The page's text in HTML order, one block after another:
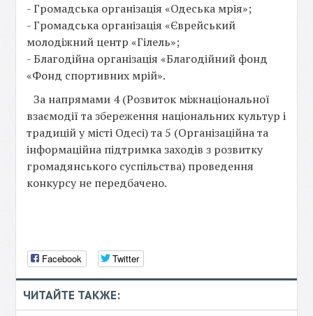
- Громадська організація «Одеська мрія»;
- Громадська організація «Єврейський
молодіжний центр «Гілель»;
- Благодійна організація «Благодійний фонд
«Фонд спортивних мрій».
За напрямами 4 (Розвиток міжнаціональної
взаємодії та збереження національних культур і
традицій у місті Одесі) та 5 (Організаційна та
інформаційна підтримка заходів з розвитку
громадянського суспільства) проведення
конкурсу не передбачено.
Facebook Twitter
ЧИТАЙТЕ ТАКЖЕ: